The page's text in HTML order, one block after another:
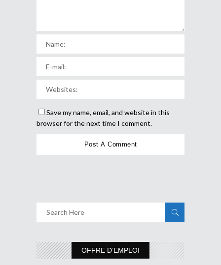
Save my name, email, and website in this
browser for the next time I comment.
OFFRE D’EMPLOI